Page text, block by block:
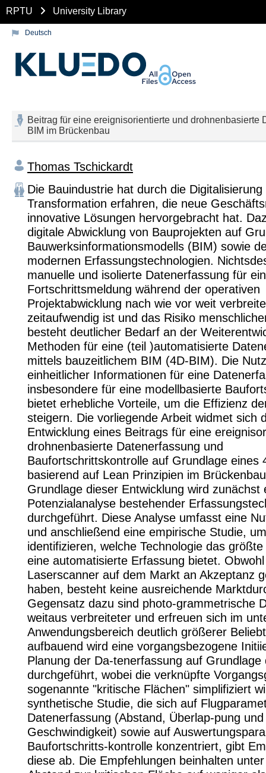
RPTU University Library
Deutsch
Beitrag für eine ereignisorientierte und
BIM im Brückenbau
Thomas Tschickardt
Die Bauindustrie hat durch die Digitalisierung
Transformation erfahren, die neue
innovative Lösungen hervorgebracht hat.
digitale Abwicklung von Bauprojekten auf
Bauwerksinformationsmodells (BIM) sowie
modernen Erfassungstechnologien.
manuelle und isolierte Datenerfassung für
Fortschrittsmeldung während der operativen
Projektabwicklung nach wie vor weit
zeitaufwendig ist und das Risiko
besteht deutlicher Bedarf an der
Methoden für eine (teil )automatisierte
mittels bauzeitlichem BIM (4D-BIM). Die
einheitlicher Informationen für eine
insbesondere für eine modellbasierte
bietet erhebliche Vorteile, um die Effizienz
steigern. Die vorliegende Arbeit widmet sich
Entwicklung eines Beitrags für eine
drohnenbasierte Datenerfassung und
Baufortschrittskontrolle auf Grundlage eines
basierend auf Lean Prinzipien im
Grundlage dieser Entwicklung wird zunächst
Potenzialanalyse bestehender
durchgeführt. Diese Analyse umfasst eine
und anschließend eine empirische Studie,
identifizieren, welche Technologie das
eine automatisierte Erfassung bietet.
Laserscanner auf dem Markt an Akzeptanz
haben, besteht keine ausreichende
Gegensatz dazu sind photo-grammetrische
weitaus verbreiteter und erfreuen sich im
Anwendungsbereich deutlich größerer
aufbauend wird eine vorgangsbezogene
Planung der Da-tenerfassung auf Grundlage
durchgeführt, wobei die verknüpfte
sogenannte "kritische Flächen" simplifiziert
synthetische Studie, die sich auf
Datenerfassung (Abstand, Überlap-pung und
Geschwindigkeit) sowie auf
Baufortschritts-kontrolle konzentriert, gibt
diese ab. Die Empfehlungen beinhalten